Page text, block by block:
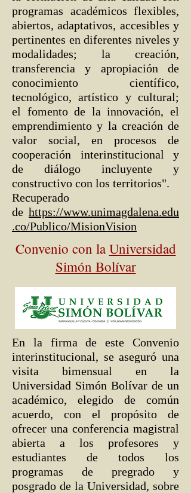
programas académicos flexibles,
abiertos, adaptativos, accesibles y
pertinentes en diferentes niveles y
modalidades; la creación,
transferencia y apropiación de
conocimiento científico,
tecnológico, artístico y cultural;
el fomento de la innovación, el
emprendimiento y la creación de
valor social, en procesos de
cooperación interinstitucional y
de diálogo incluyente y
constructivo con los territorios".
Recuperado
de https://www.unimagdalena.edu
.co/Publico/MisionVision
Convenio con la Universidad
Simón Bolívar
En la firma de este Convenio
interinstitucional, se aseguró una
visita bimensual en la
Universidad Simón Bolívar de un
académico, elegido de común
acuerdo, con el propósito de
ofrecer una conferencia magistral
abierta a los profesores y
estudiantes de todos los
programas de pregrado y
posgrado de la Universidad, sobre